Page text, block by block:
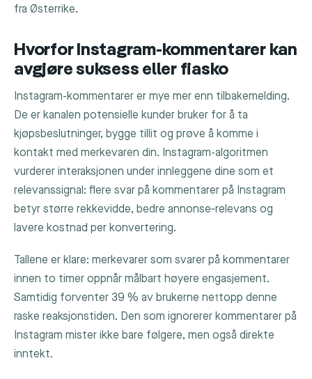
fra Østerrike.
Hvorfor Instagram-kommentarer kan
avgjøre suksess eller fiasko
Instagram-kommentarer er mye mer enn tilbakemelding.
De er kanalen potensielle kunder bruker for å ta
kjøpsbeslutninger, bygge tillit og prøve å komme i
kontakt med merkevaren din. Instagram-algoritmen
vurderer interaksjonen under innleggene dine som et
relevanssignal: flere svar på kommentarer på Instagram
betyr større rekkevidde, bedre annonse‑relevans og
lavere kostnad per konvertering.
Tallene er klare: merkevarer som svarer på kommentarer
innen to timer oppnår målbart høyere engasjement.
Samtidig forventer 39 % av brukerne nettopp denne
raske reaksjonstiden. Den som ignorerer kommentarer på
Instagram mister ikke bare følgere, men også direkte
inntekt.